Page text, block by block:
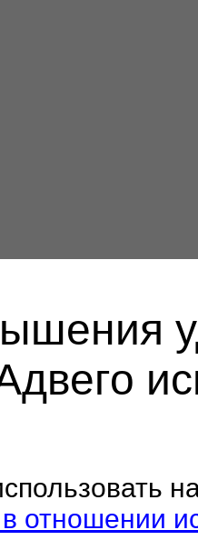
отношении